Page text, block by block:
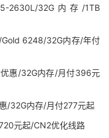
32G内存/1TB
6248/32G内存/年付
惠/32G内存/月付396元
/32G内存/月付277元起
元起/CN2优化线路